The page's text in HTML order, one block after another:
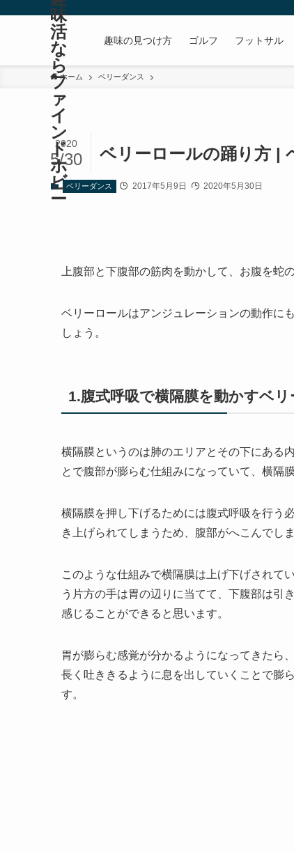
味
活
な
ら
フ
ァ
イ
ン
ド
ホ
ビ
ー
趣味の見つけ方 ゴルフ フットサル
ホーム ベリーダンス
ベリーロールの踊り方 |
2020
5/30
ベリーダンス 2017年5月9日 2020年5月30日
上腹部と下腹部の筋肉を動かして、お腹を蛇
ベリーロールはアンジュレーションの動作に
しょう。
1.腹式呼吸で横隔膜を動かすベ
横隔膜というのは肺のエリアとその下にある
とで腹部が膨らむ仕組みになっていて、横隔
横隔膜を押し下げるためには腹式呼吸を行う
き上げられてしまうため、腹部がへこんでし
このような仕組みで横隔膜は上げ下げされて
う片方の手は胃の辺りに当てて、下腹部は引
感じることができると思います。
胃が膨らむ感覚が分かるようになってきたら
長く吐ききるように息を出していくことで膨
す。